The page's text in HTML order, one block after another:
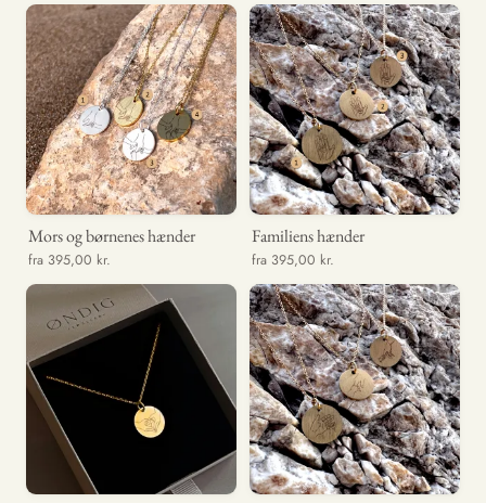
Mors og børnenes hænder
fra 395,00 kr.
Familiens hænder
fra 395,00 kr.